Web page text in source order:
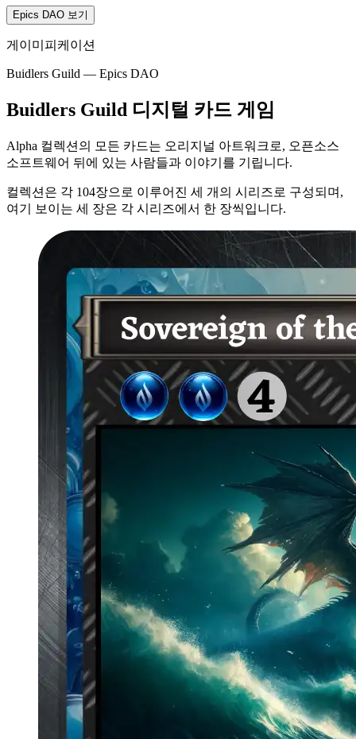
Epics DAO 보기
게이미피케이션
Buidlers Guild — Epics DAO
Buidlers Guild 디지털 카드 게임
Alpha 컬렉션의 모든 카드는 오리지널 아트워크로, 오픈소스
소프트웨어 뒤에 있는 사람들과 이야기를 기립니다.
컬렉션은 각 104장으로 이루어진 세 개의 시리즈로 구성되며,
여기 보이는 세 장은 각 시리즈에서 한 장씩입니다.